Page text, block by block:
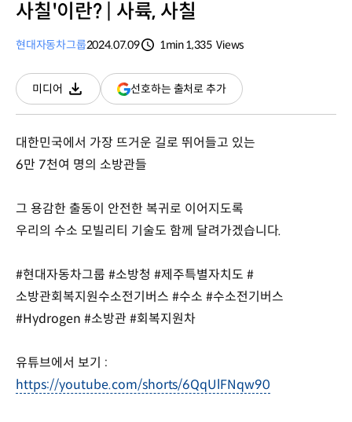
사칠'이란? | 사륙, 사칠
현대자동차그룹2024.07.09
1min1,335 Views
미디어
다운로드
선호하는 출처로 추가(새
창
대한민국에서 가장 뜨거운 길로 뛰어들고 있는
6만 7천여 명의 소방관들
그 용감한 출동이 안전한 복귀로 이어지도록
우리의 수소 모빌리티 기술도 함께 달려가겠습니다.
#현대자동차그룹 #소방청 #제주특별자치도 #
소방관회복지원수소전기버스 #수소 #수소전기버스
#Hydrogen #소방관 #회복지원차
유튜브에서 보기 :
https://youtube.com/shorts/6QqUlFNqw90